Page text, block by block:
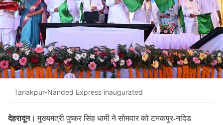
Tanakpur-Nanded Express inaugurated
देहरादून। मुख्यमंत्री पुष्कर सिंह धामी ने सोमवार को टनकपुर-नांदेड